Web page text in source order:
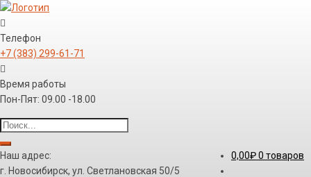
Телефон
+7 (383) 299-61-71
Время работы
Пон-Пят: 09.00 -18.00
0,00₽0 товаров
Наш адрес:
г. Новосибирск, ул. Светлановская 50/5